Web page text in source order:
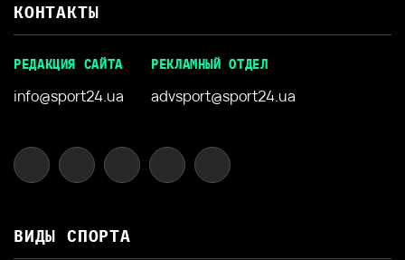
КОНТАКТЫ
РЕДАКЦИЯ САЙТА
info@sport24.ua
РЕКЛАМНЫЙ ОТДЕЛ
advsport@sport24.ua
ВИДЫ СПОРТА